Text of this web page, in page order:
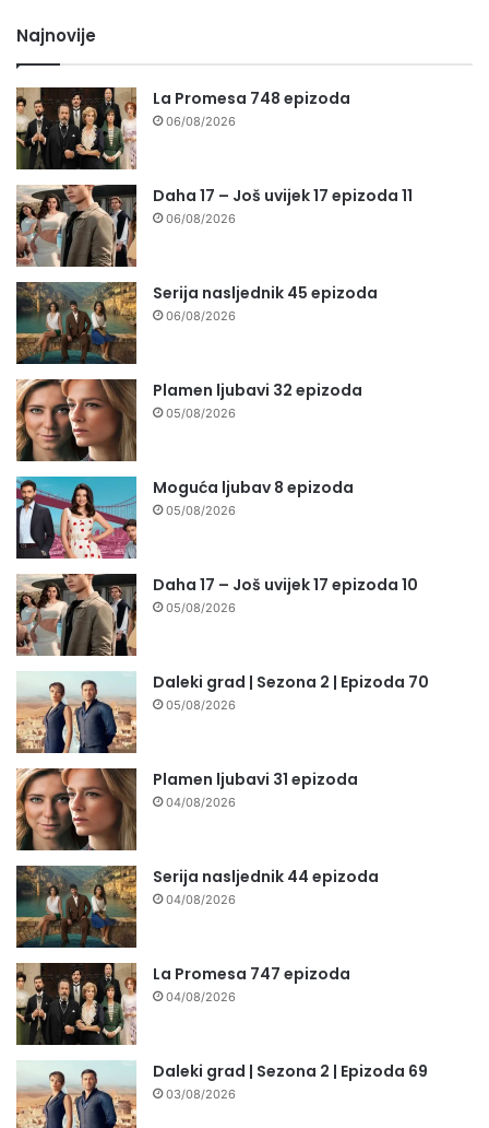
Najnovije
La Promesa 748 epizoda
06/08/2026
Daha 17 – Još uvijek 17 epizoda 11
06/08/2026
Serija nasljednik 45 epizoda
06/08/2026
Plamen ljubavi 32 epizoda
05/08/2026
Moguća ljubav 8 epizoda
05/08/2026
Daha 17 – Još uvijek 17 epizoda 10
05/08/2026
Daleki grad | Sezona 2 | Epizoda 70
05/08/2026
Plamen ljubavi 31 epizoda
04/08/2026
Serija nasljednik 44 epizoda
04/08/2026
La Promesa 747 epizoda
04/08/2026
Daleki grad | Sezona 2 | Epizoda 69
03/08/2026